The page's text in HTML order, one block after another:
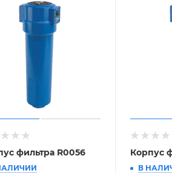
фильтра R0056 Корпус
В